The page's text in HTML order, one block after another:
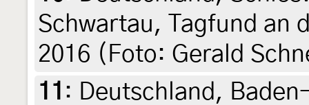
Schwartau, Tagfund an
2016 (Foto: Gerald
11 : Deutschland,